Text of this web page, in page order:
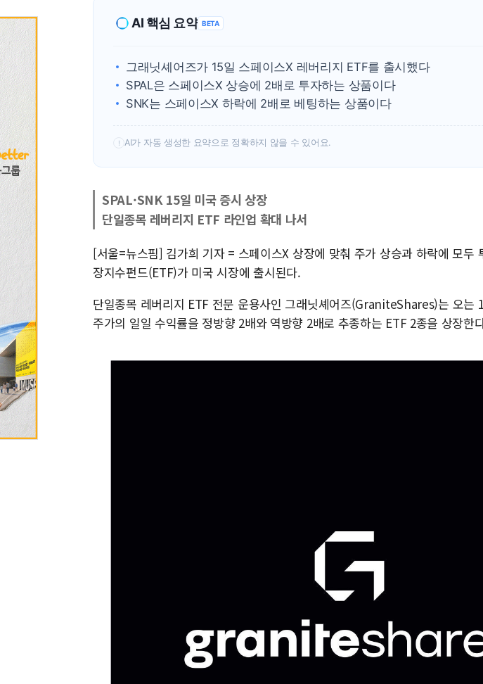
AI 핵심 요약 BETA
그래닛셰어즈가 15일 스페이스X 레버리지 ETF를 출시했다
SPAL은 스페이스X 상승에 2배로 투자하는 상품이다
SNK는 스페이스X 하락에 2배로 베팅하는 상품이다
! AI가 자동 생성한 요약으로 정확하지 않을 수 있어요.
SPAL·SNK 15일 미국 증시 상장
단일종목 레버리지 ETF 라인업 확대 나서
[서울=뉴스핌] 김가희 기자 = 스페이스X 상장에 맞춰 주가 상승과 하락에 모두
장지수펀드(ETF)가 미국 시장에 출시된다.
단일종목 레버리지 ETF 전문 운용사인 그래닛셰어즈(GraniteShares)는 오는
주가의 일일 수익률을 정방향 2배와 역방향 2배로 추종하는 ETF 2종을 상장한